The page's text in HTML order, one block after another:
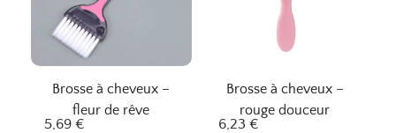
Brosse à cheveux –
fleur de rêve
5,69 €
Brosse à cheveux –
rouge douceur
6,23 €